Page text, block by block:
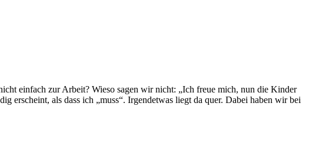
einfach zur Arbeit? Wieso sagen wir nicht: „Ich freue mich, nun die Kinder
erscheint, als dass ich „muss“. Irgendetwas liegt da quer. Dabei haben wir bei